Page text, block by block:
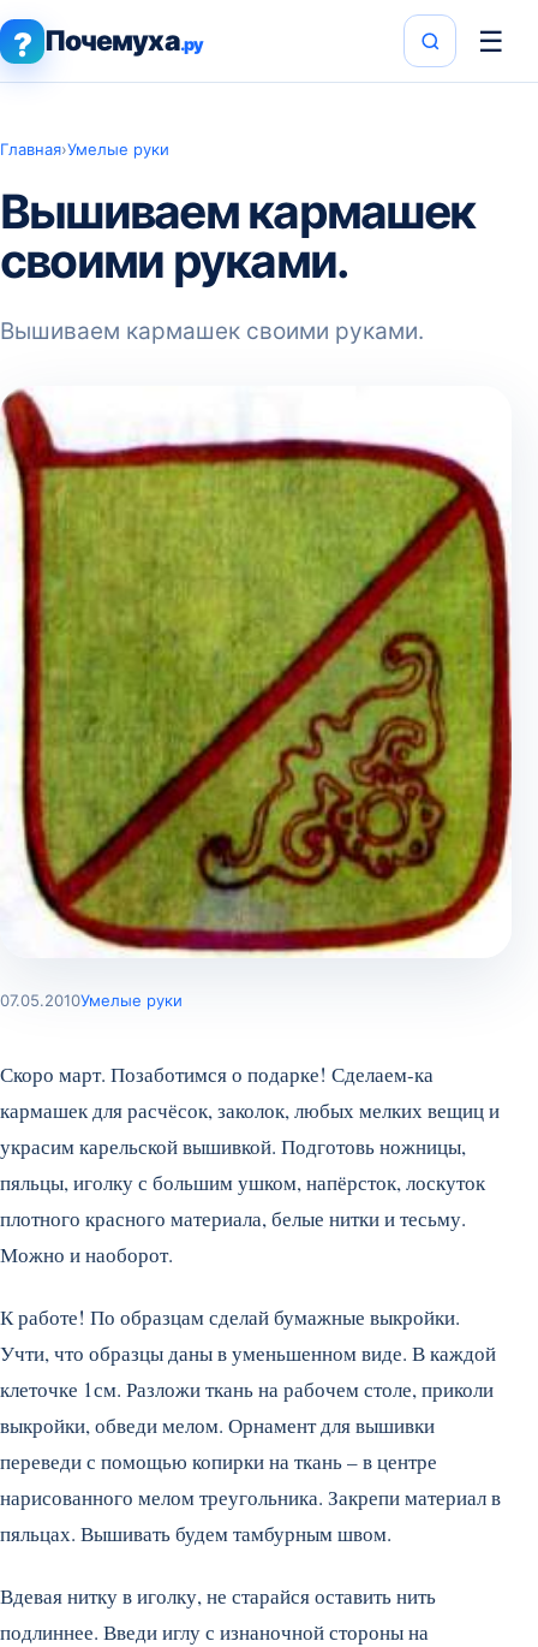
? Почемуха.ру ☰
Главная›Умелые руки
Вышиваем кармашек
своими руками.
Вышиваем кармашек своими руками.
07.05.2010Умелые руки
Скоро март. Позаботимся о подарке! Сделаем-ка
кармашек для расчёсок, заколок, любых мелких вещиц и
украсим карельской вышивкой. Подготовь ножницы,
пяльцы, иголку с большим ушком, напёрсток, лоскуток
плотного красного материала, белые нитки и тесьму.
Можно и наоборот.
К работе! По образцам сделай бумажные выкройки.
Учти, что образцы даны в уменьшенном виде. В каждой
клеточке 1см. Разложи ткань на рабочем столе, приколи
выкройки, обведи мелом. Орнамент для вышивки
переведи с помощью копирки на ткань – в центре
нарисованного мелом треугольника. Закрепи материал в
пяльцах. Вышивать будем тамбурным швом.
Вдевая нитку в иголку, не старайся оставить нить
подлиннее. Введи иглу с изнаночной стороны на